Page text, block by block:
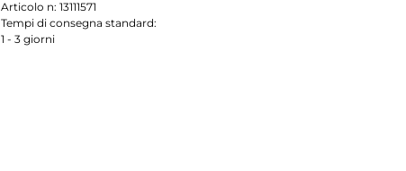
Articolo n: 13111571
Tempi di consegna standard:
1 - 3 giorni